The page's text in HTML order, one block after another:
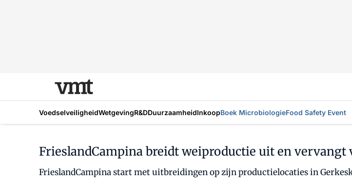
VoedselveiligheidWetgevingR&DDuurzaamheidInkoopBoek MicrobiologieFood Safety Event
FrieslandCampina breidt weiproductie uit en vervangt
FrieslandCampina start met uitbreidingen op zijn productielocaties in